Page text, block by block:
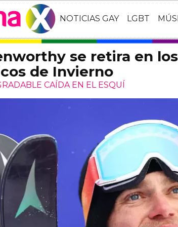
NOTICIAS GAY LGBT
se retira en
de Invierno
CAÍDA EN EL ESQUÍ